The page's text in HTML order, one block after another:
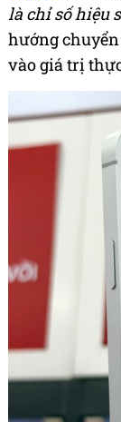
là chỉ số hiệu
hướng
vào giá trị